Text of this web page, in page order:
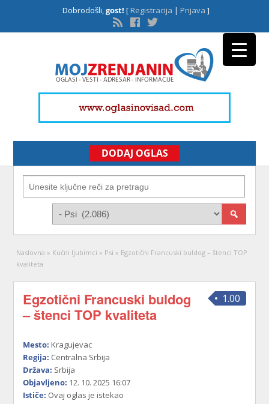
Dobrodošli,gost! [Registracija | Prijava ]
DODAJ OGLAS
Naslovna » Kućni ljubimci » Psi » Egzotični Francuski buldog – štenci TOP
kvaliteta
1.00
Egzotični Francuski buldog
– štenci TOP kvaliteta
Mesto: Kragujevac
Regija: Centralna Srbija
Država: Srbija
Objavljeno: 12. 10. 2025 16:07
Ističe: Ovaj oglas je istekao